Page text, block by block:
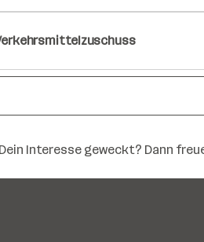
Interesse geweckt? Dann